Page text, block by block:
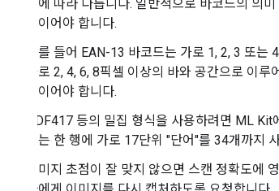
양에 따라 다릅니다. 일반적으로 바코드의 의
상이어야 합니다.
예를 들어 EAN-13 바코드는 가로 1, 2, 3 또
가로 2, 4, 6, 8픽셀 이상의 바와 공간으로 이
상이어야 합니다.
PDF417 등의 밀집 형식을 사용하려면 ML
드는 한 행에 가로 17단위 "단어"를 34개까지
이미지 초점이 잘 맞지 않으면 스캔 정확도에